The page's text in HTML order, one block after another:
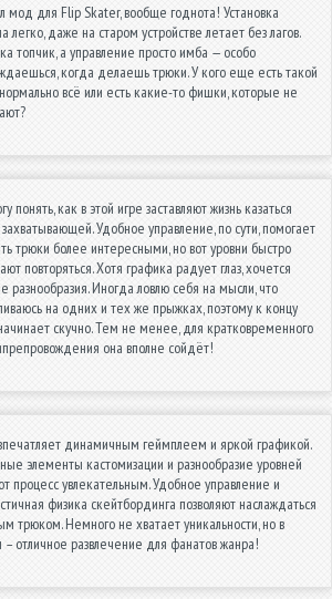
мод для Flip Skater, вообще годнота! Установка
легко, даже на старом устройстве летает без лагов.
топчик, а управление просто имба — особо
когда делаешь трюки. У кого еще есть такой
всё или есть какие-то фишки, которые не
понять, как в этой игре заставляют жизнь казаться
Удобное управление, по сути, помогает
трюки более интересными, но вот уровни быстро
повторяться. Хотя графика радует глаз, хочется
разнообразия. Иногда ловлю себя на мысли, что
на одних и тех же прыжках, поэтому к концу
скучно. Тем не менее, для кратковременного
она вполне сойдёт!
динамичным геймплеем и яркой графикой.
элементы кастомизации и разнообразие уровней
процесс увлекательным. Удобное управление и
физика скейтбординга позволяют наслаждаться
трюком. Немного не хватает уникальности, но в
отличное развлечение для фанатов жанра!